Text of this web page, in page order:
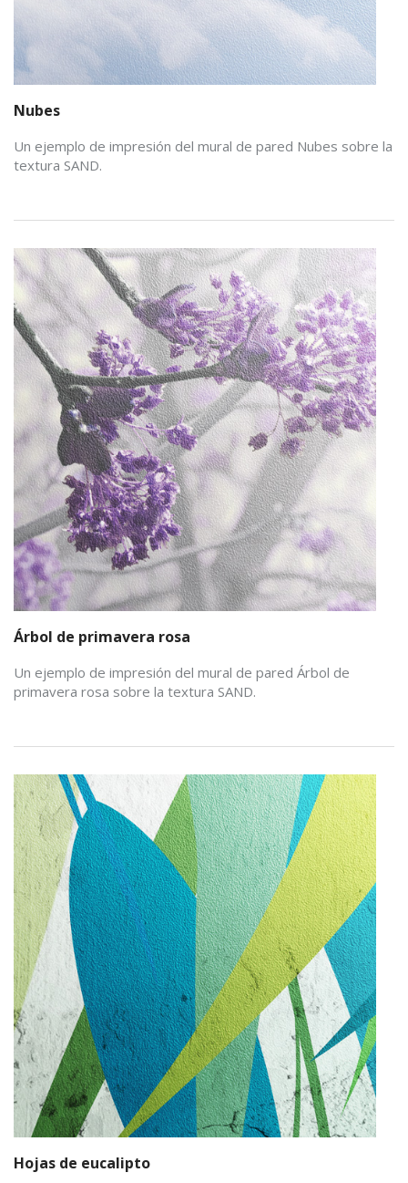
Nubes
Un ejemplo de impresión del mural de pared Nubes sobre la
textura SAND.
Árbol de primavera rosa
Un ejemplo de impresión del mural de pared Árbol de
primavera rosa sobre la textura SAND.
Hojas de eucalipto